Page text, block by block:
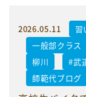
2026.05.11 習
一般部クラス
柳川
#武
師範代ブログ